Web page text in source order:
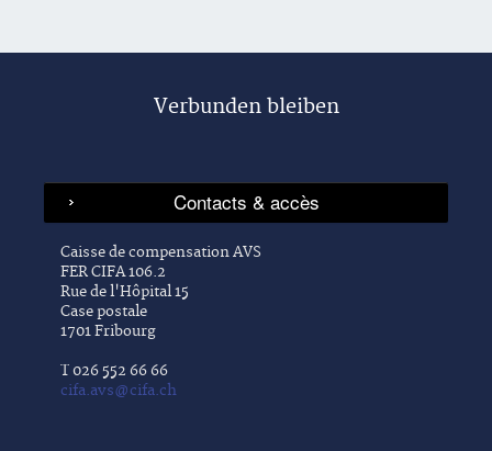
Verbunden bleiben
Caisse de compensation AVS
FER CIFA 106.2
Rue de l'Hôpital 15
Case postale
1701 Fribourg
T 026 552 66 66
cifa.avs@cifa.ch